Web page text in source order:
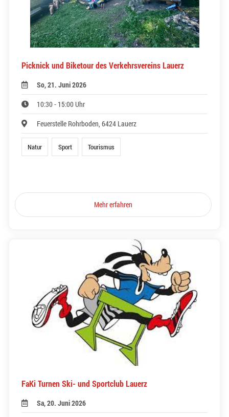
Picknick und Biketour des Verkehrsvereins Lauerz
So, 21. Juni 2026
10:30 - 15:00 Uhr
Feuerstelle Rohrboden, 6424 Lauerz
Natur Sport Tourismus
Mehr erfahren
FaKi Turnen Ski- und Sportclub Lauerz
Sa, 20. Juni 2026